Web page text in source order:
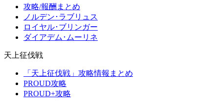
攻略/報酬まとめ
ノルデン･ラブリュス
ロイヤル･ブリンガー
ダイアデム･ムーリネ
天上征伐戦
「天上征伐戦」攻略情報まとめ
PROUD攻略
PROUD+攻略